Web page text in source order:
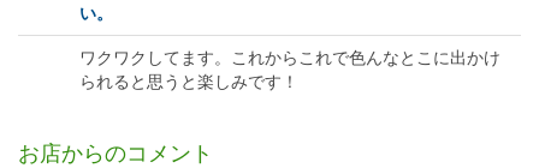
い。
ワクワクしてます。これからこれで色んなとこに出かけ
られると思うと楽しみです！
お店からのコメント